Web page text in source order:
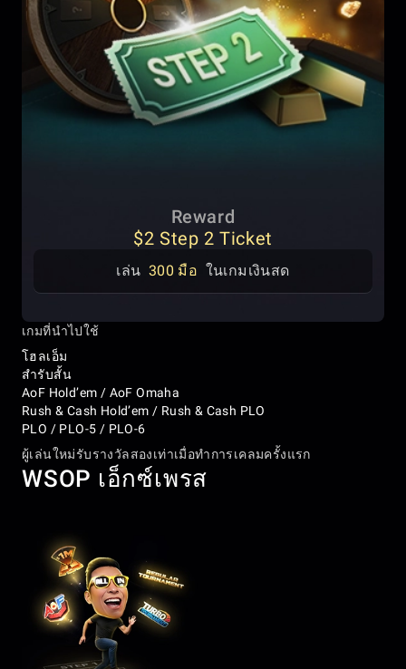
Reward
$2 Step 2 Ticket
เล่น 300 มือ ในเกมเงินสด
เกมที่นำไปใช้
โฮลเอ็ม
สำรับสั้น
AoF Hold’em / AoF Omaha
Rush & Cash Hold’em / Rush & Cash PLO
PLO / PLO-5 / PLO-6
ผู้เล่นใหม่รับรางวัลสองเท่าเมื่อทำการเคลมครั้งแรก
WSOP เอ็กซ์เพรส